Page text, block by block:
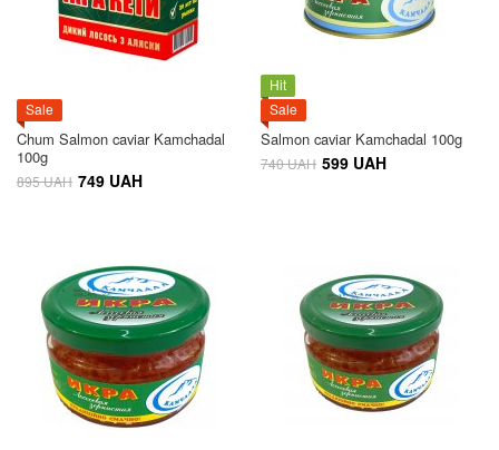
Sale
Chum Salmon caviar Kamchadal
100g
895 UAH 749 UAH
Hit
Sale
Salmon caviar Kamchadal 100g
740 UAH 599 UAH